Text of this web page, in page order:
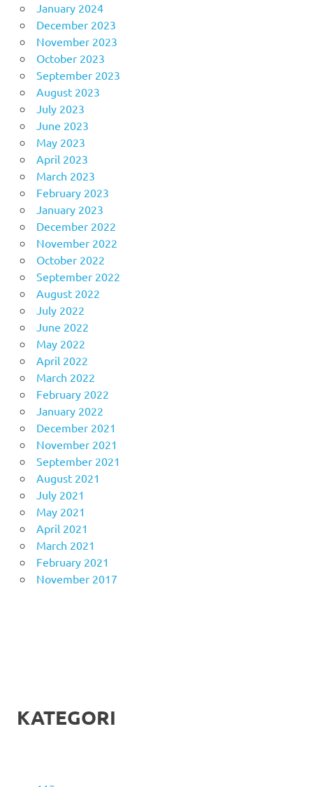
January 2024
December 2023
November 2023
October 2023
September 2023
August 2023
July 2023
June 2023
May 2023
April 2023
March 2023
February 2023
January 2023
December 2022
November 2022
October 2022
September 2022
August 2022
July 2022
June 2022
May 2022
April 2022
March 2022
February 2022
January 2022
December 2021
November 2021
September 2021
August 2021
July 2021
May 2021
April 2021
March 2021
February 2021
November 2017
KATEGORI